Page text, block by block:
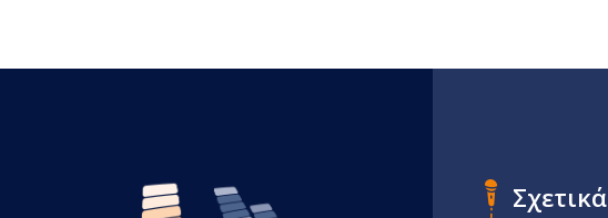
Σχετικά